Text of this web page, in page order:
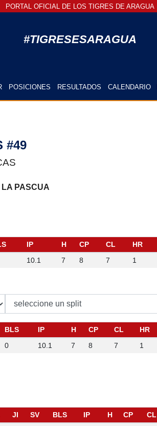
PORTAL OFICIAL DE LOS TIGRES DE ARAGUA
#TIGRESESARAGUA
POSICIONES RESULTADOS CALENDARIO
#49
PASCUA
IP H CP CL HR
10.1 7 8 7 1
BLS IP H CP CL HR
0 10.1 7 8 7 1
JI SV BLS IP H CP CL